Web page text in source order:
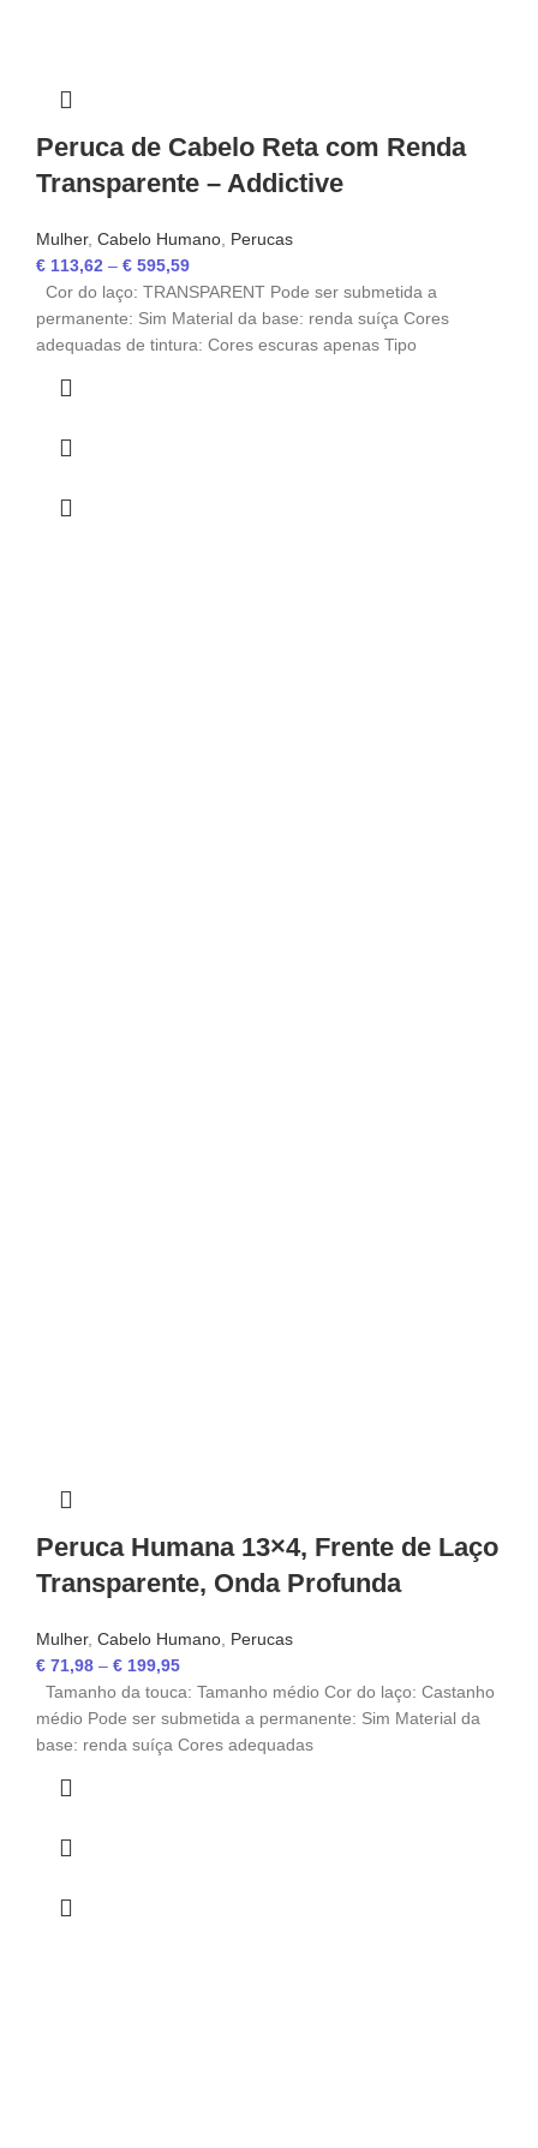
Peruca de Cabelo Reta com Renda
Transparente – Addictive
Mulher, Cabelo Humano, Perucas
€ 113,62 – € 595,59
Cor do laço: TRANSPARENT Pode ser submetida a
permanente: Sim Material da base: renda suíça Cores
adequadas de tintura: Cores escuras apenas Tipo
Peruca Humana 13×4, Frente de Laço
Transparente, Onda Profunda
Mulher, Cabelo Humano, Perucas
€ 71,98 – € 199,95
Tamanho da touca: Tamanho médio Cor do laço: Castanho
médio Pode ser submetida a permanente: Sim Material da
base: renda suíça Cores adequadas